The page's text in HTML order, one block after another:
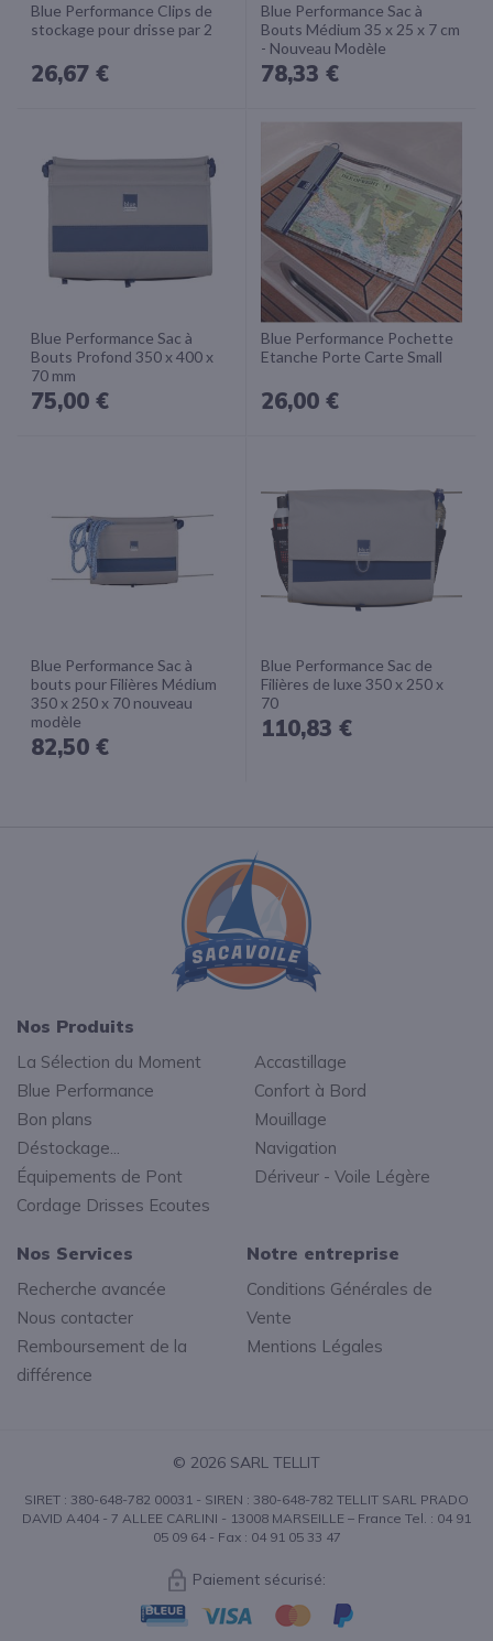
Blue Performance Clips de
stockage pour drisse par 2
26,67 €
Blue Performance Sac à
Bouts Médium 35 x 25 x 7 cm
- Nouveau Modèle
78,33 €
Blue Performance Sac à
Bouts Profond 350 x 400 x
70 mm
75,00 €
Blue Performance Pochette
Etanche Porte Carte Small
26,00 €
Blue Performance Sac à
bouts pour Filières Médium
350 x 250 x 70 nouveau
modèle
82,50 €
Blue Performance Sac de
Filières de luxe 350 x 250 x
70
110,83 €
Nos Services
Recherche avancée
Nous contacter
Remboursement de la
différence
Notre entreprise
Conditions Générales de
Vente
Mentions Légales
Nos Produits
La Sélection du Moment
Blue Performance
Bon plans
Déstockage...
Équipements de Pont
Cordage Drisses Ecoutes
Accastillage
Confort à Bord
Mouillage
Navigation
Dériveur - Voile Légère
© 2026 SARL TELLIT
SIRET : 380-648-782 00031 - SIREN : 380-648-782 TELLIT SARL PRADO
DAVID A404 - 7 ALLEE CARLINI - 13008 MARSEILLE – France Tel. : 04 91
05 09 64 - Fax : 04 91 05 33 47
Paiement sécurisé: